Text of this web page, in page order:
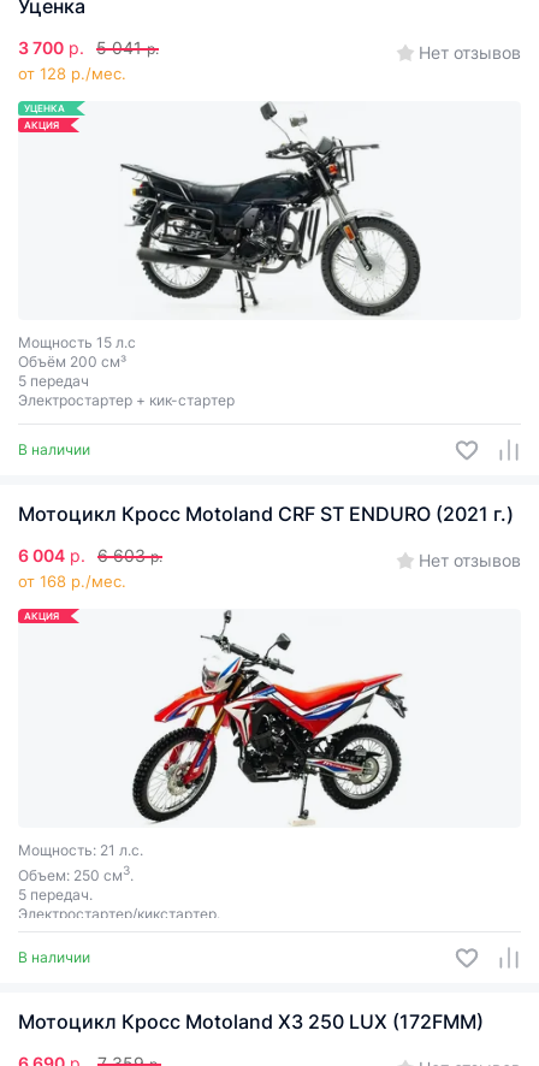
Уценка
3 700 р. 5 041 р.
от 128 р./мес.
Нет отзывов
УЦЕНКА
АКЦИЯ
Мощность 15 л.с
Объём 200 см³
5 передач
Электростартер + кик-стартер
В наличии
Мотоцикл Кросс Motoland CRF ST ENDURO (2021 г.)
6 004 р. 6 603 р.
от 168 р./мес.
Нет отзывов
АКЦИЯ
Мощность: 21 л.с.
Объем: 250 см3.
5 передач.
Электростартер/кикстартер.
В наличии
Мотоцикл Кросс Motoland X3 250 LUX (172FMM)